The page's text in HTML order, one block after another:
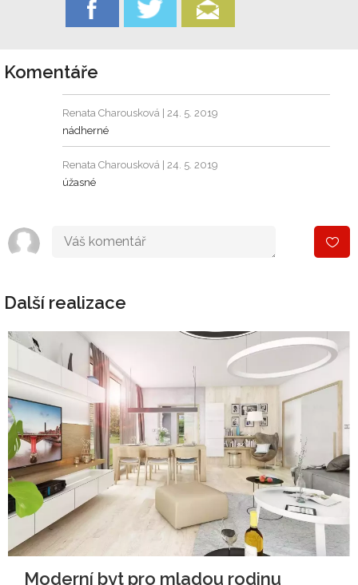
Komentáře
Renata Charousková | 24. 5. 2019
nádherné
Renata Charousková | 24. 5. 2019
úžasné
Další realizace
Moderní byt pro mladou rodinu